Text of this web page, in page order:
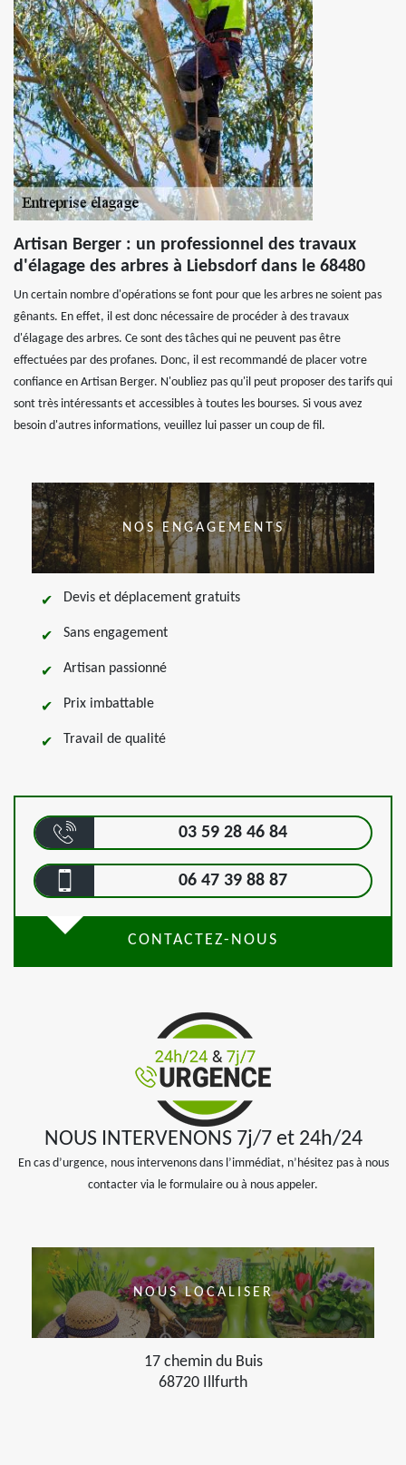
Artisan Berger : un professionnel des travaux
d'élagage des arbres à Liebsdorf dans le 68480
Un certain nombre d'opérations se font pour que les arbres ne soient pas
gênants. En effet, il est donc nécessaire de procéder à des travaux
d'élagage des arbres. Ce sont des tâches qui ne peuvent pas être
effectuées par des profanes. Donc, il est recommandé de placer votre
confiance en Artisan Berger. N'oubliez pas qu'il peut proposer des tarifs qui
sont très intéressants et accessibles à toutes les bourses. Si vous avez
besoin d'autres informations, veuillez lui passer un coup de fil.
NOS ENGAGEMENTS
Devis et déplacement gratuits
Sans engagement
Artisan passionné
Prix imbattable
Travail de qualité
03 59 28 46 84
06 47 39 88 87
CONTACTEZ-NOUS
NOUS INTERVENONS 7j/7 et 24h/24
En cas d’urgence, nous intervenons dans l’immédiat, n’hésitez pas à nous
contacter via le formulaire ou à nous appeler.
NOUS LOCALISER
17 chemin du Buis
68720 Illfurth